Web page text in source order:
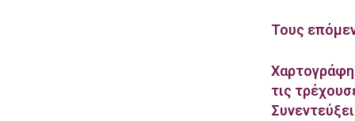
Τους
τις